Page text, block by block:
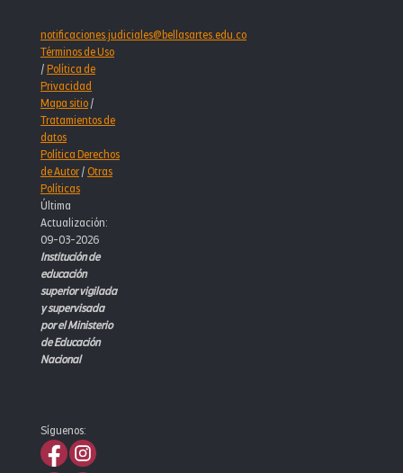
notificaciones.judiciales@bellasartes.edu.co
Términos de Uso
/Política de
Privacidad
Mapa sitio/
Tratamientos de
datos
Política Derechos
de Autor/Otras
Políticas
Última
Actualización:
09-03-2026
Institución de
educación
superior vigilada
y supervisada
por el Ministerio
de Educación
Nacional
Síguenos: